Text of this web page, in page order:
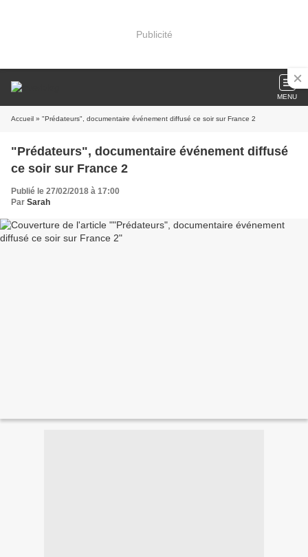
Publicité
MENU
Accueil » "Prédateurs", documentaire événement diffusé ce soir sur France 2
"Prédateurs", documentaire événement diffusé
ce soir sur France 2
Publié le 27/02/2018 à 17:00
Par Sarah